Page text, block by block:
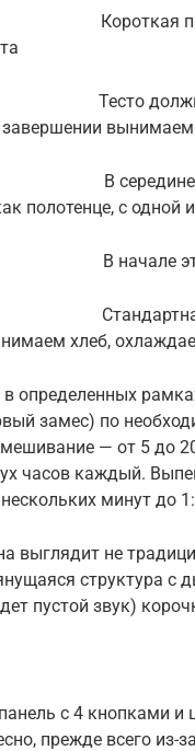
пауза
должно
завершении
В середине
полотенце, с одной
В начале этапа
хлеб,
определенных
замес) по
— от 5 до
часов каждый.
минут до
выглядит не
структура
пустой звук)
с 4 кнопками и
прежде всего